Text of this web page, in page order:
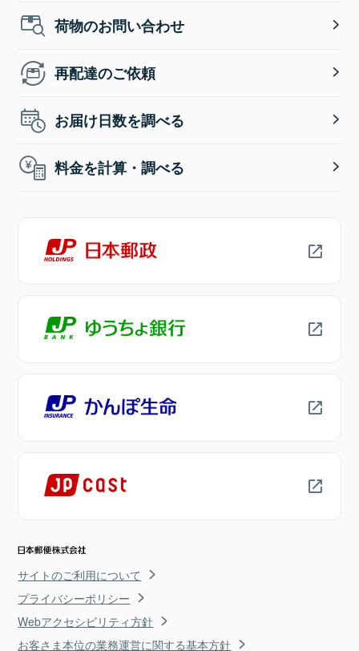
荷物のお問い合わせ
再配達のご依頼
お届け日数を調べる
料金を計算・調べる
サイトのご利用について
プライバシーポリシー
Webアクセシビリティ方針
お客さま本位の業務運営に関する基本方針